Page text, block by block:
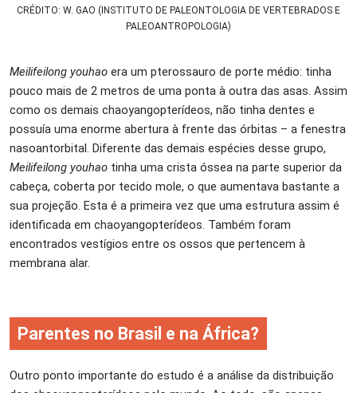
CRÉDITO: W. GAO (INSTITUTO DE PALEONTOLOGIA DE VERTEBRADOS E
PALEOANTROPOLOGIA)
Meilifeilong youhao era um pterossauro de porte médio: tinha
pouco mais de 2 metros de uma ponta à outra das asas. Assim
como os demais chaoyangopterídeos, não tinha dentes e
possuía uma enorme abertura à frente das órbitas – a fenestra
nasoantorbital. Diferente das demais espécies desse grupo,
Meilifeilong youhao tinha uma crista óssea na parte superior da
cabeça, coberta por tecido mole, o que aumentava bastante a
sua projeção. Esta é a primeira vez que uma estrutura assim é
identificada em chaoyangopterídeos. Também foram
encontrados vestígios entre os ossos que pertencem à
membrana alar.
Parentes no Brasil e na África?
Outro ponto importante do estudo é a análise da distribuição